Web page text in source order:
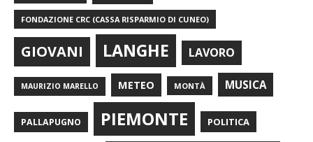
FONDAZIONE CRC (CASSA RISPARMIO DI CUNEO)
GIOVANI LANGHE LAVORO
MAURIZIO MARELLO METEO MONTÀ MUSICA
PALLAPUGNO PIEMONTE POLITICA